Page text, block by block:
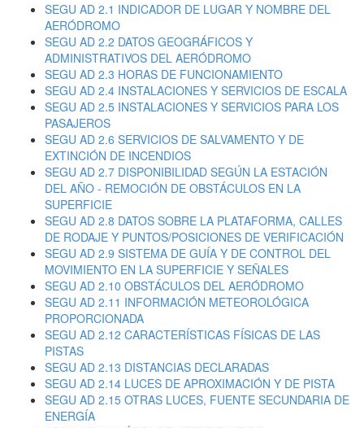
SEGU AD 2.1 INDICADOR DE LUGAR Y NOMBRE DEL
AERÓDROMO
SEGU AD 2.2 DATOS GEOGRÁFICOS Y
ADMINISTRATIVOS DEL AERÓDROMO
SEGU AD 2.3 HORAS DE FUNCIONAMIENTO
SEGU AD 2.4 INSTALACIONES Y SERVICIOS DE ESCALA
SEGU AD 2.5 INSTALACIONES Y SERVICIOS PARA LOS
PASAJEROS
SEGU AD 2.6 SERVICIOS DE SALVAMENTO Y DE
EXTINCIÓN DE INCENDIOS
SEGU AD 2.7 DISPONIBILIDAD SEGÚN LA ESTACIÓN
DEL AÑO - REMOCIÓN DE OBSTÁCULOS EN LA
SUPERFICIE
SEGU AD 2.8 DATOS SOBRE LA PLATAFORMA, CALLES
DE RODAJE Y PUNTOS/POSICIONES DE VERIFICACIÓN
SEGU AD 2.9 SISTEMA DE GUÍA Y DE CONTROL DEL
MOVIMIENTO EN LA SUPERFICIE Y SEÑALES
SEGU AD 2.10 OBSTÁCULOS DEL AERÓDROMO
SEGU AD 2.11 INFORMACIÓN METEOROLÓGICA
PROPORCIONADA
SEGU AD 2.12 CARACTERÍSTICAS FÍSICAS DE LAS
PISTAS
SEGU AD 2.13 DISTANCIAS DECLARADAS
SEGU AD 2.14 LUCES DE APROXIMACIÓN Y DE PISTA
SEGU AD 2.15 OTRAS LUCES, FUENTE SECUNDARIA DE
ENERGÍA